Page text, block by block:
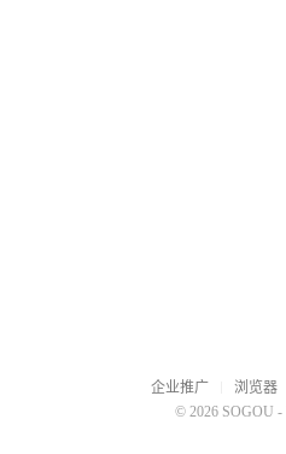
企业推广 浏览器
© 2026 SOGOU -